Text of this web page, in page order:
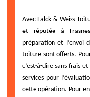
Avec Falck & Weiss
et réputée à
préparation et l’envoi
toiture sont offerts.
c’est-à-dire sans frais
services pour
cette opération. Pour